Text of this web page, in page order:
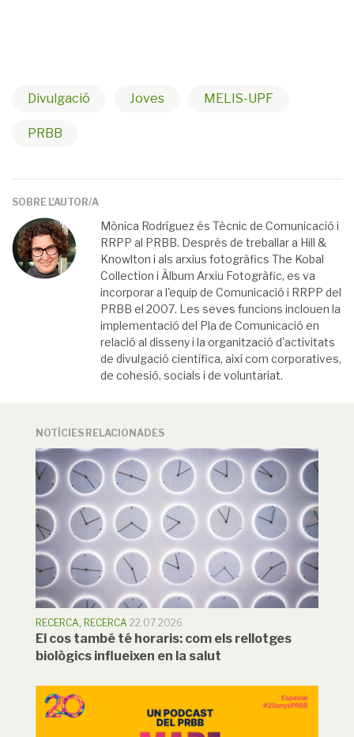
Divulgació Joves MELIS-UPF
PRBB
SOBRE L'AUTOR/A
Mònica Rodríguez és Tècnic de Comunicació i
RRPP al PRBB. Després de treballar a Hill &
Knowlton i als arxius fotogràfics The Kobal
Collection i Àlbum Arxiu Fotogràfic, es va
incorporar a l'equip de Comunicació i RRPP del
PRBB el 2007. Les seves funcions inclouen la
implementació del Pla de Comunicació en
relació al disseny i la organització d'activitats
de divulgació científica, així com corporatives,
de cohesió, socials i de voluntariat.
NOTÍCIES RELACIONADES
RECERCA, RECERCA 22.07.2026
El cos també té horaris: com els rellotges
biològics influeixen en la salut